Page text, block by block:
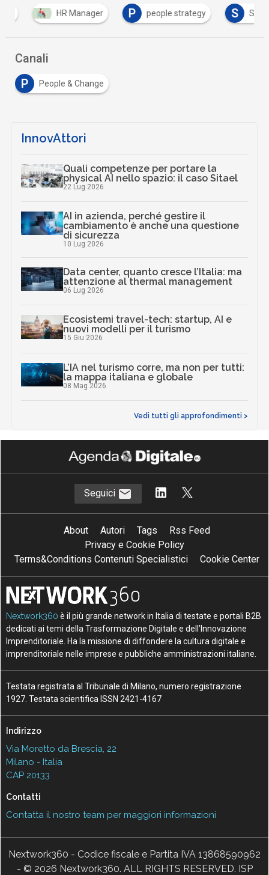
HR Manager people strategy Smart
Canali
P
People & Change
InnovAttori
Quali competenze per portare la
physical AI nello spazio: il caso Sitael
22 Lug 2026
AI in azienda, perché gestire il
cambiamento è anche una questione
di sicurezza
10 Lug 2026
Data center, quanto cresce l’Italia: ma
attenzione al thermal management
06 Lug 2026
Ecosistemi travel-tech: startup, AI e
nuovi modelli per il turismo
15 Giu 2026
L’IA nel turismo corre, ma non per tutti:
la mappa italiana e globale
08 Mag 2026
Vedi tutti gli approfondimenti >
Seguici
About Autori Tags
Rss Feed
Privacy e Cookie Policy
Terms&Conditions Contenuti Specialistici
Cookie Center
Nextwork360 è il più grande network in Italia di testate e portali B2B
dedicati ai temi della Trasformazione Digitale e dell’Innovazione
Imprenditoriale. Ha la missione di diffondere la cultura digitale e
imprenditoriale nelle imprese e pubbliche amministrazioni italiane.
Testata registrata al Tribunale di Milano, numero registrazione
1927. Testata scientifica ISSN 2421-4167
Indirizzo
Via Moretto da Brescia, 22
Milano - Italia
CAP 20133
Contatti
Contatta il nostro team per maggiori informazioni
Nextwork360 - Codice fiscale e Partita IVA 13868590962
- © 2026 Nextwork360. ALL RIGHTS RESERVED. ISP